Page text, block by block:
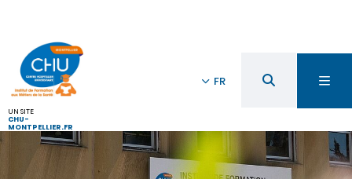
UN SITE
CHU-
MONTPELLIER.FR
FR